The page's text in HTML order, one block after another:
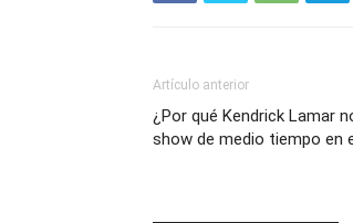
Artículo anterior
¿Por qué Kendrick Lamar
show de medio tiempo en